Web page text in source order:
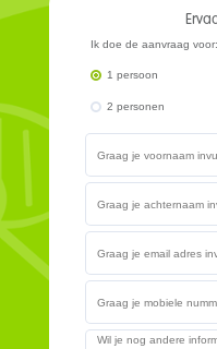
Ik doe de aanvraag voor:
1 persoon
2 personen